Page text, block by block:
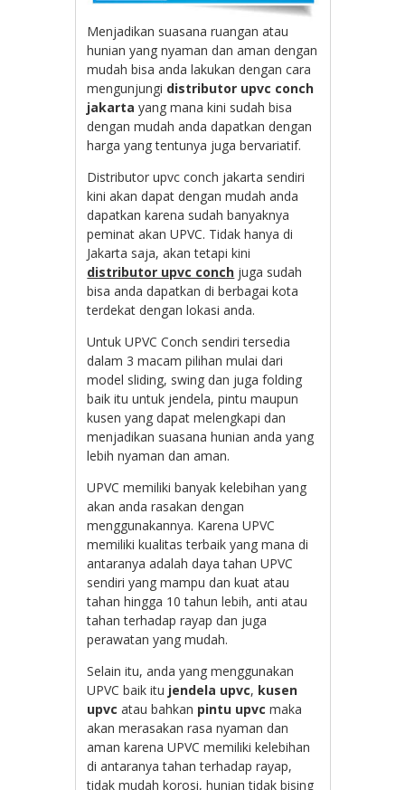
Menjadikan suasana ruangan atau
hunian yang nyaman dan aman dengan
mudah bisa anda lakukan dengan cara
mengunjungi distributor upvc conch
jakarta yang mana kini sudah bisa
dengan mudah anda dapatkan dengan
harga yang tentunya juga bervariatif.
Distributor upvc conch jakarta sendiri
kini akan dapat dengan mudah anda
dapatkan karena sudah banyaknya
peminat akan UPVC. Tidak hanya di
Jakarta saja, akan tetapi kini
distributor upvc conch juga sudah
bisa anda dapatkan di berbagai kota
terdekat dengan lokasi anda.
Untuk UPVC Conch sendiri tersedia
dalam 3 macam pilihan mulai dari
model sliding, swing dan juga folding
baik itu untuk jendela, pintu maupun
kusen yang dapat melengkapi dan
menjadikan suasana hunian anda yang
lebih nyaman dan aman.
UPVC memiliki banyak kelebihan yang
akan anda rasakan dengan
menggunakannya. Karena UPVC
memiliki kualitas terbaik yang mana di
antaranya adalah daya tahan UPVC
sendiri yang mampu dan kuat atau
tahan hingga 10 tahun lebih, anti atau
tahan terhadap rayap dan juga
perawatan yang mudah.
Selain itu, anda yang menggunakan
UPVC baik itu jendela upvc, kusen
upvc atau bahkan pintu upvc maka
akan merasakan rasa nyaman dan
aman karena UPVC memiliki kelebihan
di antaranya tahan terhadap rayap,
tidak mudah korosi, hunian tidak bising